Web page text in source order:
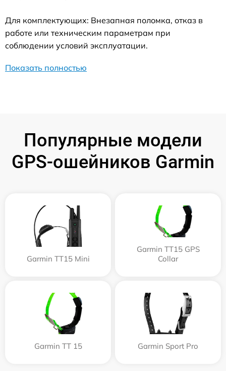
Для комплектующих: Внезапная поломка, отказ в
работе или техническим параметрам при
соблюдении условий эксплуатации.
Показать полностью
Популярные модели
GPS-ошейников Garmin
Garmin TT15 Mini
Garmin TT15 GPS
Collar
Garmin TT 15 Garmin Sport Pro